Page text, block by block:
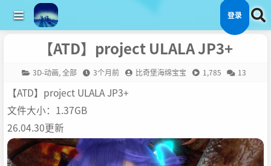
登录
【ATD】project ULALA JP3+
3D-动画,全部 3个月前 比奇堡海绵宝宝 1,785 13
【ATD】project ULALA JP3+
文件大小：1.37GB
26.04.30更新